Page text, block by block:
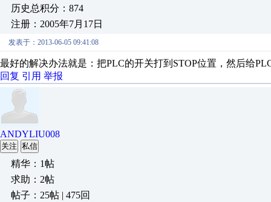
历史总积分：874
注册：2005年7月17日
发表于：2013-06-05 09:41:08
最好的解决办法就是：把PLC的开关打到STOP位置，然后给
回复 引用 举报
ANDYLIU008
关注 私信
精华：1帖
求助：2帖
帖子：25帖 | 475回